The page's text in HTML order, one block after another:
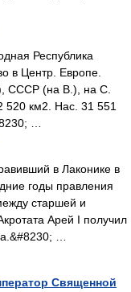
Республика
в Центр. Европе.
СССР (на В.), на С.
км2. Нас. 31 551
…
в Лаконике в
годы правления
старшей и
Арей I получил
…
Священной